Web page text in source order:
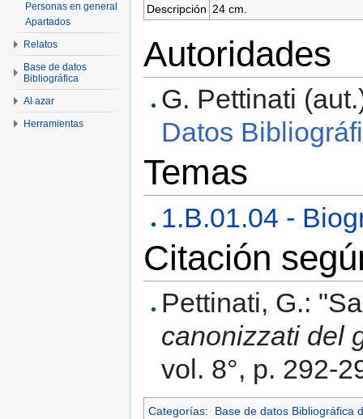
Descripción 24 cm.
Autoridades
G. Pettinati
Datos
Temas
1.B.01.04 -
Citación
Pettinati, G.:
canonizzati del
vol. 8°, p. 292-
Categorías: Base de datos Bibliográfica
Personas en general
Apartados
Relatos
Base de datos
Bibliográfica
Al azar
Herramientas